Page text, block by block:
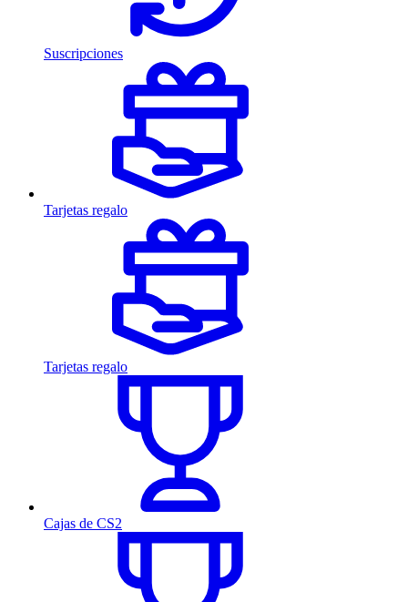
Suscripciones
Tarjetas regalo
Tarjetas regalo
Cajas de CS2